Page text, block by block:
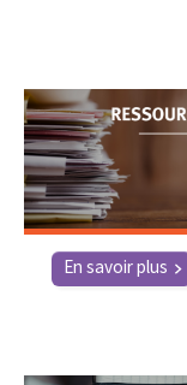
En savoir plus